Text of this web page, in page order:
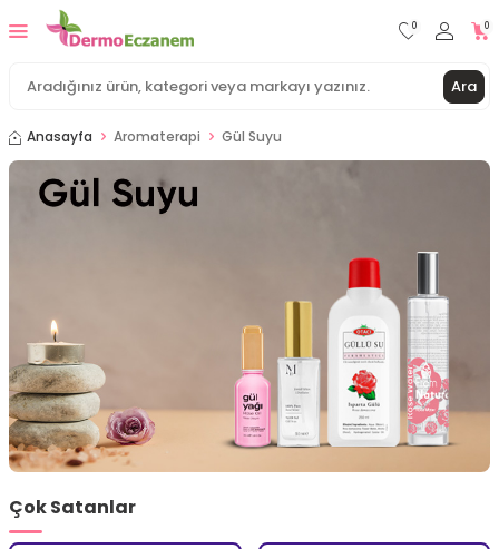
Ara
0 0
Anasayfa Aromaterapi Gül Suyu
Çok Satanlar